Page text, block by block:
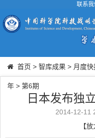
联系我
首页 > 智库成果 > 月度快
年 > 第6期
日本发布独
2014-12-11
【放